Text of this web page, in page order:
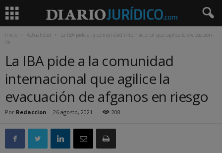
Inicio Actualidad
La IBA pide a la comunidad internacional que agilice la evacuación
de...
La IBA pide a la comunidad
internacional que agilice la
evacuación de afganos en riesgo
Por Redaccion - 26 agosto, 2021 208